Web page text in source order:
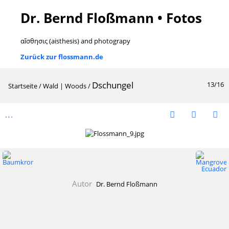
Dr. Bernd Floßmann • Fotos
αἴσθησις (aisthesis) and photograpy
Zurück zur flossmann.de
13/16
Startseite/Wald | Woods/ Dschungel
Autor Dr. Bernd Floßmann